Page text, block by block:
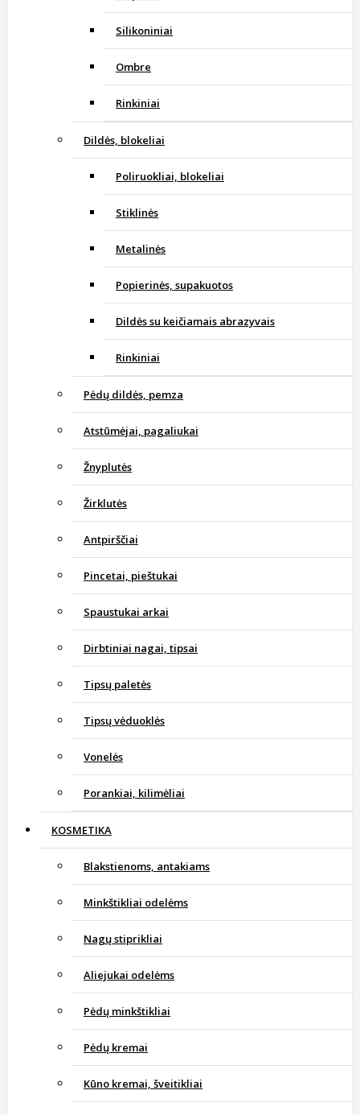
Silikoniniai
Ombre
Rinkiniai
Dildės, blokeliai
Poliruokliai, blokeliai
Stiklinės
Metalinės
Popierinės, supakuotos
Dildės su keičiamais abrazyvais
Rinkiniai
Pėdų dildės, pemza
Atstūmėjai, pagaliukai
Žnyplutės
Žirklutės
Antpirščiai
Pincetai, pieštukai
Spaustukai arkai
Dirbtiniai nagai, tipsai
Tipsų paletės
Tipsų vėduoklės
Vonelės
Porankiai, kilimėliai
KOSMETIKA
Blakstienoms, antakiams
Minkštikliai odelėms
Nagų stiprikliai
Aliejukai odelėms
Pėdų minkštikliai
Pėdų kremai
Kūno kremai, šveitikliai